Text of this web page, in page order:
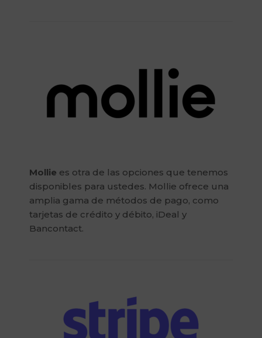
Mollie es otra de las opciones que tenemos
disponibles para ustedes. Mollie ofrece una
amplia gama de métodos de pago, como
tarjetas de crédito y débito, iDeal y
Bancontact.